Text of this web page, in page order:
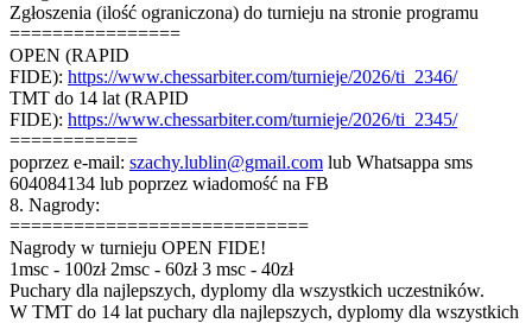
Zgłoszenia (ilość ograniczona) do turnieju na stronie programu
================
OPEN (RAPID
FIDE): https://www.chessarbiter.com/turnieje/2026/ti_2346/
TMT do 14 lat (RAPID
FIDE): https://www.chessarbiter.com/turnieje/2026/ti_2345/
============
poprzez e-mail: szachy.lublin@gmail.com lub Whatsappa sms
604084134 lub poprzez wiadomość na FB
8. Nagrody:
============================
Nagrody w turnieju OPEN FIDE!
1msc - 100zł 2msc - 60zł 3 msc - 40zł
Puchary dla najlepszych, dyplomy dla wszystkich uczestników.
W TMT do 14 lat puchary dla najlepszych, dyplomy dla wszystkich